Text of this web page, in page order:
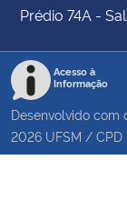
Prédio 74A -
Acesso à
Informação
Desenvolvido com
2026 UFSM / CPD